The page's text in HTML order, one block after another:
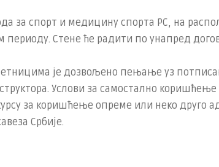
за спорт и медицину спорта РС, на
Стене ће радити по унапред
је дозвољено пењање уз
Услови за самостално
за коришћење опреме или неко друго
Србије.